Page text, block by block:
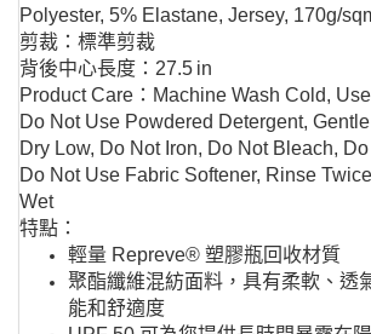
Polyester, 5% Elastane, Jersey, 170g/
剪裁：標準剪裁
背後中心長度：27.5 in
Product Care：Machine Wash Cold,
Do Not Use Powdered Detergent,
Dry Low, Do Not Iron, Do Not Bleach,
Do Not Use Fabric Softener, Rinse
Wet
特點：
輕量 Repreve® 塑膠瓶回收材質
聚酯纖維混紡面料，具有柔軟、透
能和舒適度